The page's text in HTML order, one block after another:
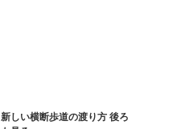
新しい横断歩道の渡り方 後ろ